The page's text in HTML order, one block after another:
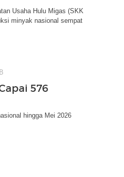
Usaha Hulu Migas (SKK
minyak nasional sempat
576
hingga Mei 2026